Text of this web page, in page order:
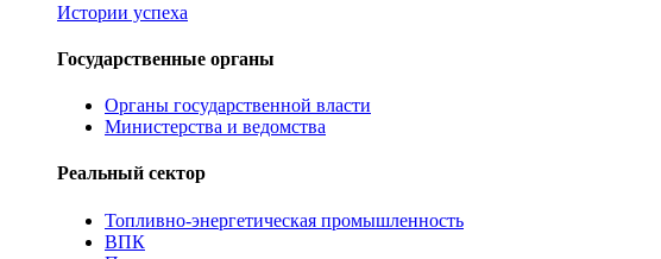
Истории успеха
Государственные органы
Органы государственной власти
Министерства и ведомства
Реальный сектор
Топливно-энергетическая промышленность
ВПК